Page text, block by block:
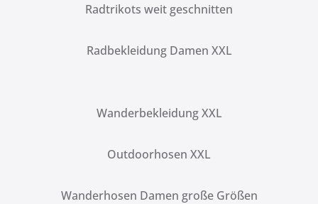
Radtrikots weit geschnitten
Radbekleidung Damen XXL
Wanderbekleidung XXL
Outdoorhosen XXL
Wanderhosen Damen große Größen